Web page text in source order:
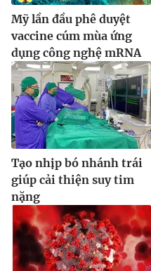
Mỹ lần đầu phê duyệt
vaccine cúm mùa ứng
dụng công nghệ mRNA
Tạo nhịp bó nhánh trái
giúp cải thiện suy tim
nặng